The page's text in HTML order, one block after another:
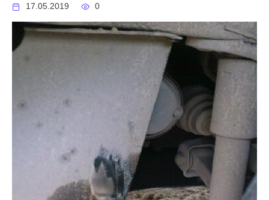
17.05.2019 0